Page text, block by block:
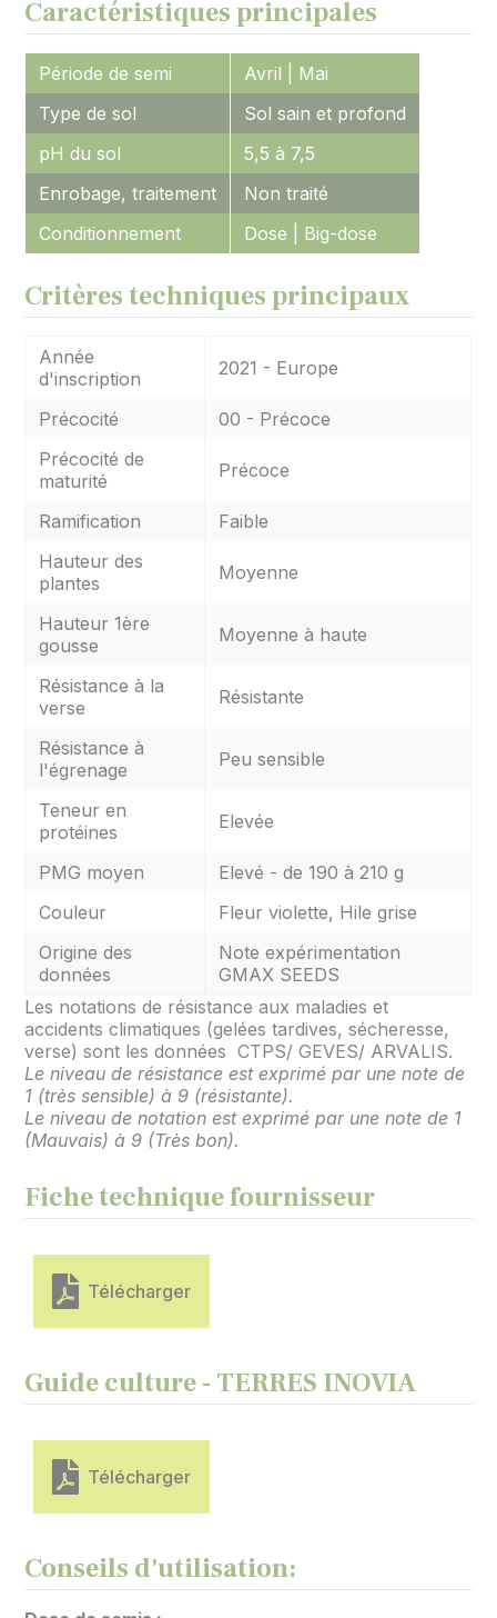
Caractéristiques principales
Période de semi
Avril | Mai
Type de sol
Sol sain et profond
pH du sol
5,5 à 7,5
Enrobage, traitement
Non traité
Conditionnement
Dose | Big-dose
Critères techniques principaux
Année
d'inscription
2021 - Europe
Précocité
00 - Précoce
Précocité de
maturité
Précoce
Ramification
Faible
Hauteur des
plantes
Moyenne
Hauteur 1ère
gousse
Moyenne à haute
Résistance à la
verse
Résistante
Résistance à
l'égrenage
Peu sensible
Teneur en
protéines
Elevée
PMG moyen
Elevé - de 190 à 210 g
Couleur
Fleur violette, Hile grise
Origine des
données
Note expérimentation
GMAX SEEDS
Les notations de résistance aux maladies et
accidents climatiques (gelées tardives, sécheresse,
verse) sont les données CTPS/ GEVES/ ARVALIS.
Le niveau de résistance est exprimé par une note de
1 (très sensible) à 9 (résistante).
Le niveau de notation est exprimé par une note de 1
(Mauvais) à 9 (Très bon).
Fiche technique fournisseur
Télécharger
Guide culture - TERRES INOVIA
Télécharger
Conseils d'utilisation: